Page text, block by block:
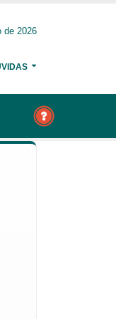
de 2026